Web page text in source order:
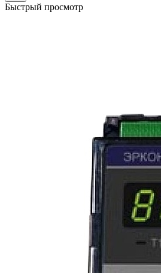
Быстрый просмотр